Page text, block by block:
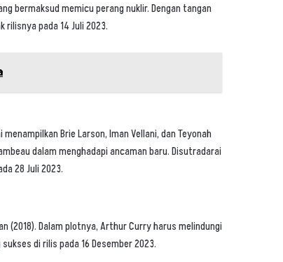
bermaksud memicu perang nuklir. Dengan tangan
pada 14 Juli 2023.
Brie Larson, Iman Vellani, dan Teyonah
dalam menghadapi ancaman baru. Disutradarai
28 Juli 2023.
(2018). Dalam plotnya, Arthur Curry harus melindungi
di rilis pada 16 Desember 2023.